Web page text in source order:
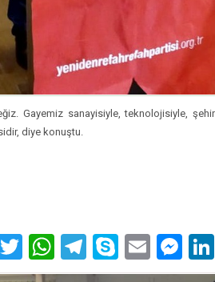
Gayemiz sanayisiyle, teknolojisiyle,
diye konuştu.
Twitter
WhatsApp
Telegram
SkypeEmail